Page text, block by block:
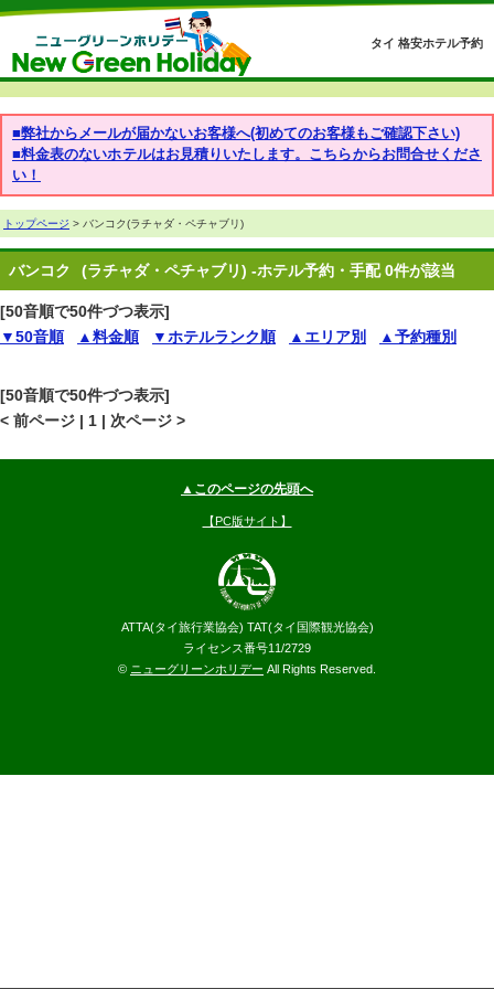
タイ 格安ホテル予約
■弊社からメールが届かないお客様へ(初めてのお客様もご確認下さい)
■料金表のないホテルはお見積りいたします。こちらからお問合せくださ
い！
トップページ > バンコク(ラチャダ・ペチャブリ)
バンコク (ラチャダ・ペチャブリ) -ホテル予約・手配 0件が該当
[50音順で50件づつ表示]
▼50音順
▲料金順 ▼ホテルランク順 ▲エリア別 ▲予約種別
[50音順で50件づつ表示]
< 前ページ | 1 | 次ページ >
▲このページの先頭へ
【PC版サイト】
ATTA(タイ旅行業協会) TAT(タイ国際観光協会)
ライセンス番号11/2729
© ニューグリーンホリデー All Rights Reserved.